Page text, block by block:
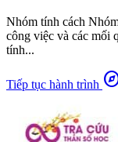
Nhóm tính cách
công việc và các mối
tính...
Tiếp tục hành trình